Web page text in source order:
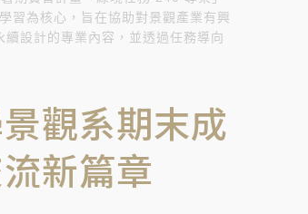
習為核心，旨在協助對景觀產業有興
續設計的專業內容，並透過任務導向
觀系期末成
新篇章